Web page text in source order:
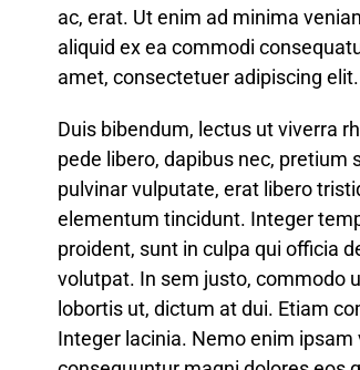
ac, erat. Ut enim ad minima
aliquid ex ea commodi
amet, consectetuer adipiscing
Duis bibendum, lectus ut viverra
pede libero, dapibus nec,
pulvinar vulputate, erat libero
elementum tincidunt. Integer
proident, sunt in culpa qui officia
volutpat. In sem justo, commodo
lobortis ut, dictum at dui. Etiam
Integer lacinia. Nemo enim